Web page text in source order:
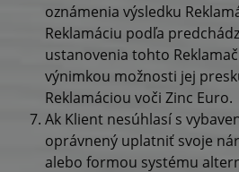
oznámenia výsledku
Reklamáciu podľa
ustanovenia tohto
výnimkou možnosti jej
Reklamáciou voči Zinc Euro.
Ak Klient nesúhlasí s
oprávnený uplatniť svoje
alebo formou systému